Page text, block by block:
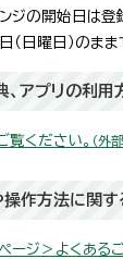
ンジの開始日は
日曜日）のまま
、アプリの利用
覧ください。 （外
作方法に関す
ージ＞よくある